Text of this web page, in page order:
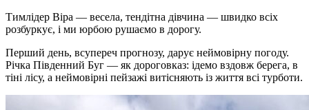
Тимлідер Віра — весела, тендітна дівчина — швидко всіх
розбуркує, і ми юрбою рушаємо в дорогу.
Перший день, всупереч прогнозу, дарує неймовірну погоду.
Річка Південний Буг — як дороговказ: ідемо вздовж берега, в
тіні лісу, а неймовірні пейзажі витісняють із життя всі турботи.